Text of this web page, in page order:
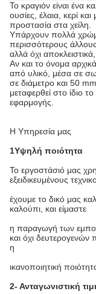
Το κραγιόν είναι ένα
ουσίες, έλαια, κερί
προστασία στα χείλη.
Υπάρχουν πολλά
περισσότερους
αλλά όχι
Αν και το όνομα
από υλικό, μέσα σε
σε διάμετρο και 50
μεταφερθεί στο ίδιο
εφαρμογής.
Η Υπηρεσία μας
1Υψηλή ποιότητα
Το εργοστάσιό μας
εξειδικευμένους
έχουμε το δικό μας
καλούπι, και είμαστε
η παραγωγή των
και όχι
η
ικανοποιητική
2- Ανταγωνιστική